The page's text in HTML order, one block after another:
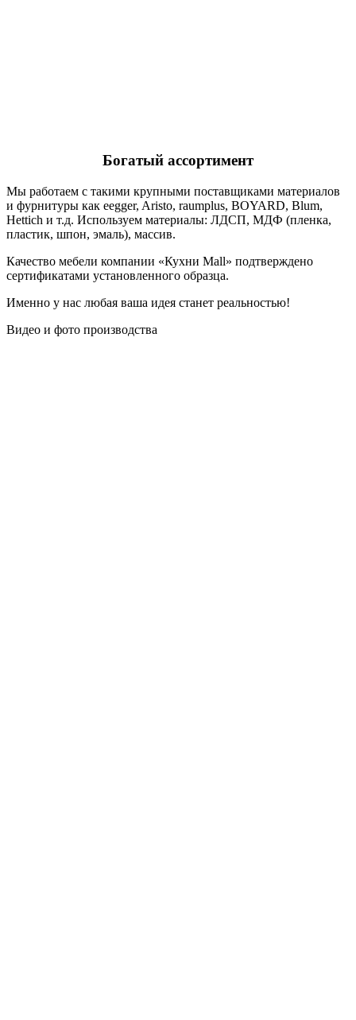
Богатый ассортимент
Мы работаем с такими крупными поставщиками материалов
и фурнитуры как eegger, Aristo, raumplus, BOYARD, Blum,
Hettich и т.д. Используем материалы: ЛДСП, МДФ (пленка,
пластик, шпон, эмаль), массив.
Качество мебели компании «Кухни Mall» подтверждено
сертификатами установленного образца.
Именно у нас любая ваша идея станет реальностью!
Видео и фото производства